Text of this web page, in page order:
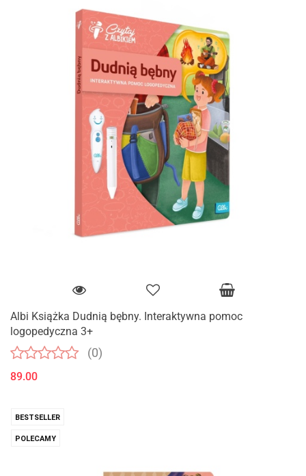
Albi Książka Dudnią bębny. Interaktywna pomoc
logopedyczna 3+
(0)
89.00
BESTSELLER
POLECAMY